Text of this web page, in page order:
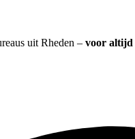
uit Rheden – voor altijd